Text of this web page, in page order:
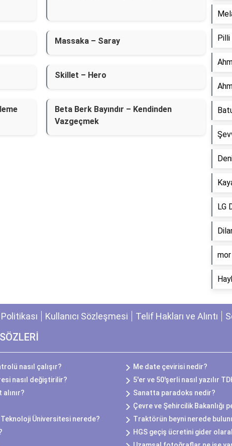
Massaka – Saray
Skillet – Hero
Beta Berk Bayındır – Kendinden
Vazgeçmek
Pilli
LG
Kullanıcı Sözleşmesi Telif Hakları ve Alıntı
nasıl çalışır?
Me date çevirisi nedir?
nasıl değiştirilir?
5'er ve 50'şerli nasıl yazılır
Sanatta paradoks nedir?
Çevre ve Şehircilik Bakanlığı
Üniversitesi nerede?
Traktörün beyni nerede
HGS geçiş ücretini gider